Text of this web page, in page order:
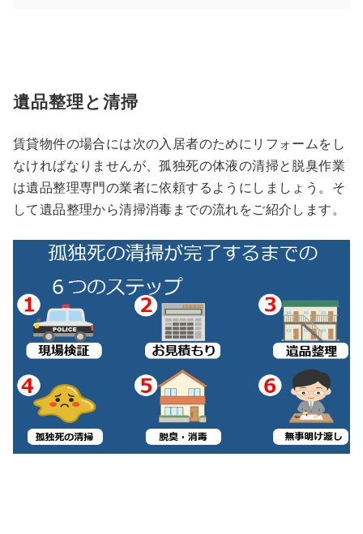
遺品整理と清掃
賃貸物件の場合には次の入居者のためにリフォームをし
なければなりませんが、孤独死の体液の清掃と脱臭作業
は遺品整理専門の業者に依頼するようにしましょう。そ
して遺品整理から清掃消毒までの流れをご紹介します。